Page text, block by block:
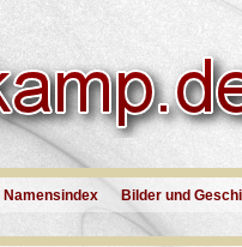
Namensindex Bilder und